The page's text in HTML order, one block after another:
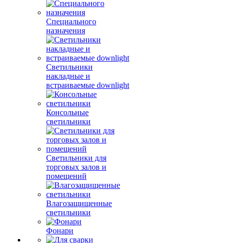
Специального
назначения
Светильники
накладные и
встраиваемые downlight
Консольные
светильники
Светильники для
торговых залов и
помещений
Влагозащищенные
светильники
Фонари